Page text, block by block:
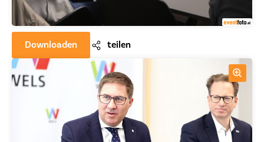
Downloaden teilen